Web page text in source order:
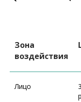
Зона
воздействия
Лицо